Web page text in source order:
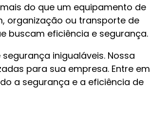
do que um equipamento de
organização ou transporte de
buscam eficiência e segurança.
inigualáveis. Nossa
para sua empresa. Entre em
a segurança e a eficiência de